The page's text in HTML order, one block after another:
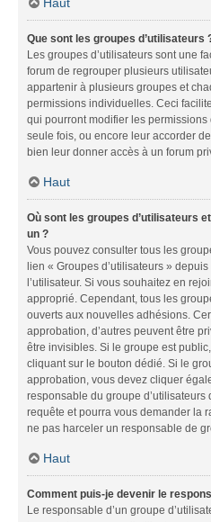
Que sont les groupes d’utilisateurs
Les groupes d’utilisateurs sont une
forum de regrouper plusieurs
appartenir à plusieurs groupes et
permissions individuelles. Ceci
qui pourront modifier les
seule fois, ou encore leur accorder
bien leur donner accès à un forum
Haut
Où sont les groupes d’utilisateurs
un ?
Vous pouvez consulter tous les
lien « Groupes d’utilisateurs »
l’utilisateur. Si vous souhaitez en
approprié. Cependant, tous les
ouverts aux nouvelles adhésions.
approbation, d’autres peuvent être
être invisibles. Si le groupe est
cliquant sur le bouton dédié. Si le
approbation, vous devez cliquer
responsable du groupe d’utilisateurs
requête et pourra vous demander la
ne pas harceler un responsable de
Haut
Comment puis-je devenir le
Le responsable d’un groupe